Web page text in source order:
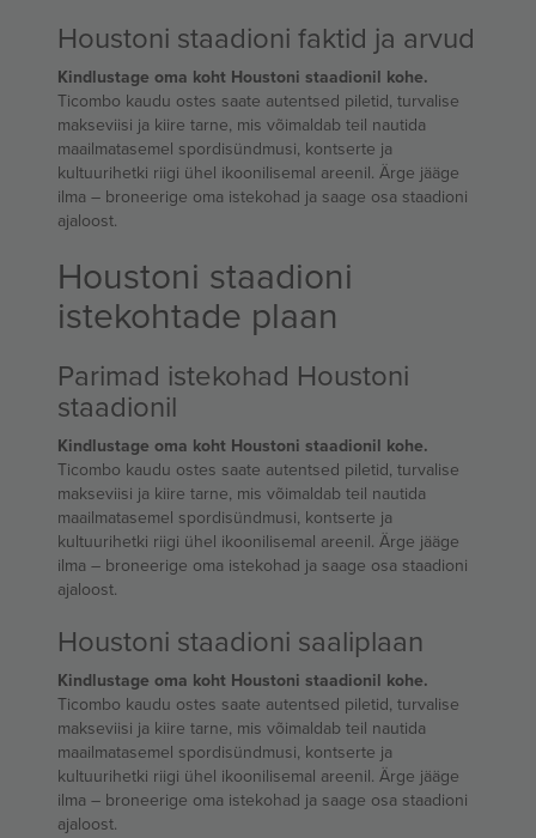
Houstoni staadioni faktid ja arvud
Kindlustage oma koht Houstoni staadionil kohe.
Ticombo kaudu ostes saate autentsed piletid, turvalise
makseviisi ja kiire tarne, mis võimaldab teil nautida
maailmatasemel spordisündmusi, kontserte ja
kultuurihetki riigi ühel ikoonilisemal areenil. Ärge jääge
ilma – broneerige oma istekohad ja saage osa staadioni
ajaloost.
Houstoni staadioni
istekohtade plaan
Parimad istekohad Houstoni
staadionil
Kindlustage oma koht Houstoni staadionil kohe.
Ticombo kaudu ostes saate autentsed piletid, turvalise
makseviisi ja kiire tarne, mis võimaldab teil nautida
maailmatasemel spordisündmusi, kontserte ja
kultuurihetki riigi ühel ikoonilisemal areenil. Ärge jääge
ilma – broneerige oma istekohad ja saage osa staadioni
ajaloost.
Houstoni staadioni saaliplaan
Kindlustage oma koht Houstoni staadionil kohe.
Ticombo kaudu ostes saate autentsed piletid, turvalise
makseviisi ja kiire tarne, mis võimaldab teil nautida
maailmatasemel spordisündmusi, kontserte ja
kultuurihetki riigi ühel ikoonilisemal areenil. Ärge jääge
ilma – broneerige oma istekohad ja saage osa staadioni
ajaloost.